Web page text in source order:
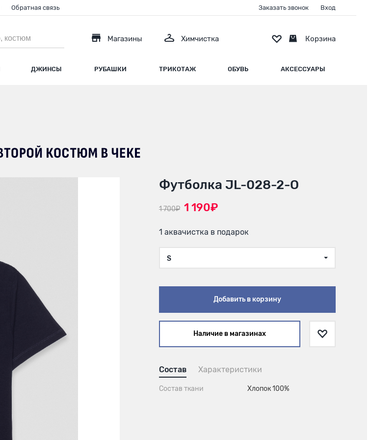
ДЖИНСЫ РУБАШКИ ТРИКОТАЖ ОБУВЬ АКСЕССУАРЫ
Магазины Химчистка
Обратная связь Заказать звонок Вход
Корзина
Футболка JL-028-2-O
1 700₽ 1 190₽
1 аквачистка в подарок
S
Добавить в корзину
Наличие в магазинах
Состав Характеристики
Состав ткани Хлопок 100%